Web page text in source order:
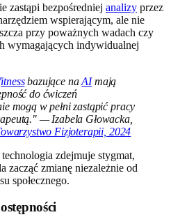
zastąpi bezpośredniej analizy przez
wspierającym, ale nie
przy poważnych wadach czy
wymagających indywidualnej
bazujące naAImają
do ćwiczeń
mogą w pełni zastąpić pracy
— Izabela Głowacka,
Fizjoterapii, 2024
zdejmuje stygmat,
zacząć zmianę niezależnie od
społecznego.